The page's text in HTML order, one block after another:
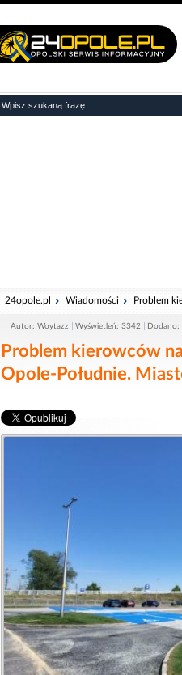
24opole.pl Wiadomości Problem
Autor: Woytazz Wyświetleń: 3342
Problem kierowców
Opole-Południe.